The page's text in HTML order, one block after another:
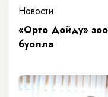
Новости
«Орто Дойду»
буолла